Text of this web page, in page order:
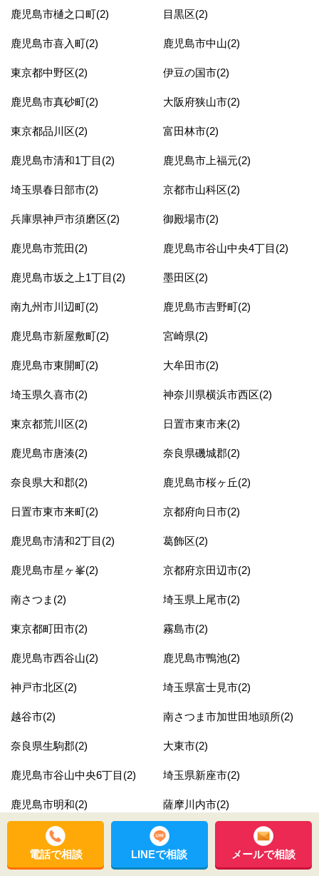
鹿児島市樋之口町(2) 目黒区(2)
鹿児島市喜入町(2) 鹿児島市中山(2)
東京都中野区(2) 伊豆の国市(2)
鹿児島市真砂町(2) 大阪府狭山市(2)
東京都品川区(2) 富田林市(2)
鹿児島市清和1丁目(2) 鹿児島市上福元(2)
埼玉県春日部市(2) 京都市山科区(2)
兵庫県神戸市須磨区(2) 御殿場市(2)
鹿児島市荒田(2) 鹿児島市谷山中央4丁目(2)
鹿児島市坂之上1丁目(2) 墨田区(2)
南九州市川辺町(2) 鹿児島市吉野町(2)
鹿児島市新屋敷町(2) 宮崎県(2)
鹿児島市東開町(2) 大牟田市(2)
埼玉県久喜市(2) 神奈川県横浜市西区(2)
東京都荒川区(2) 日置市東市来(2)
鹿児島市唐湊(2) 奈良県磯城郡(2)
奈良県大和郡(2) 鹿児島市桜ヶ丘(2)
日置市東市来町(2) 京都府向日市(2)
鹿児島市清和2丁目(2) 葛飾区(2)
鹿児島市星ヶ峯(2) 京都府京田辺市(2)
南さつま(2) 埼玉県上尾市(2)
東京都町田市(2) 霧島市(2)
鹿児島市西谷山(2) 鹿児島市鴨池(2)
神戸市北区(2) 埼玉県富士見市(2)
越谷市(2) 南さつま市加世田地頭所(2)
奈良県生駒郡(2) 大東市(2)
鹿児島市谷山中央6丁目(2) 埼玉県新座市(2)
鹿児島市明和(2) 薩摩川内市(2)
鹿児島市皇徳寺台3丁目(2) 埼玉県鴻巣市(2)
長泉町(2) 埼玉県熊谷市(2)
電話で相談 LINEで相談 メールで相談